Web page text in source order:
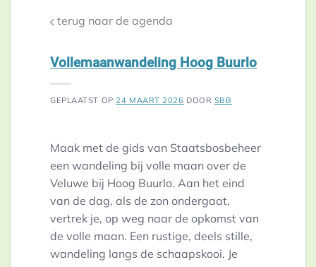
terug naar de agenda
Vollemaanwandeling Hoog Buurlo
GEPLAATST OP 24 MAART 2026 DOOR SBB
Maak met de gids van Staatsbosbeheer
een wandeling bij volle maan over de
Veluwe bij Hoog Buurlo. Aan het eind
van de dag, als de zon ondergaat,
vertrek je, op weg naar de opkomst van
de volle maan. Een rustige, deels stille,
wandeling langs de schaapskooi. Je